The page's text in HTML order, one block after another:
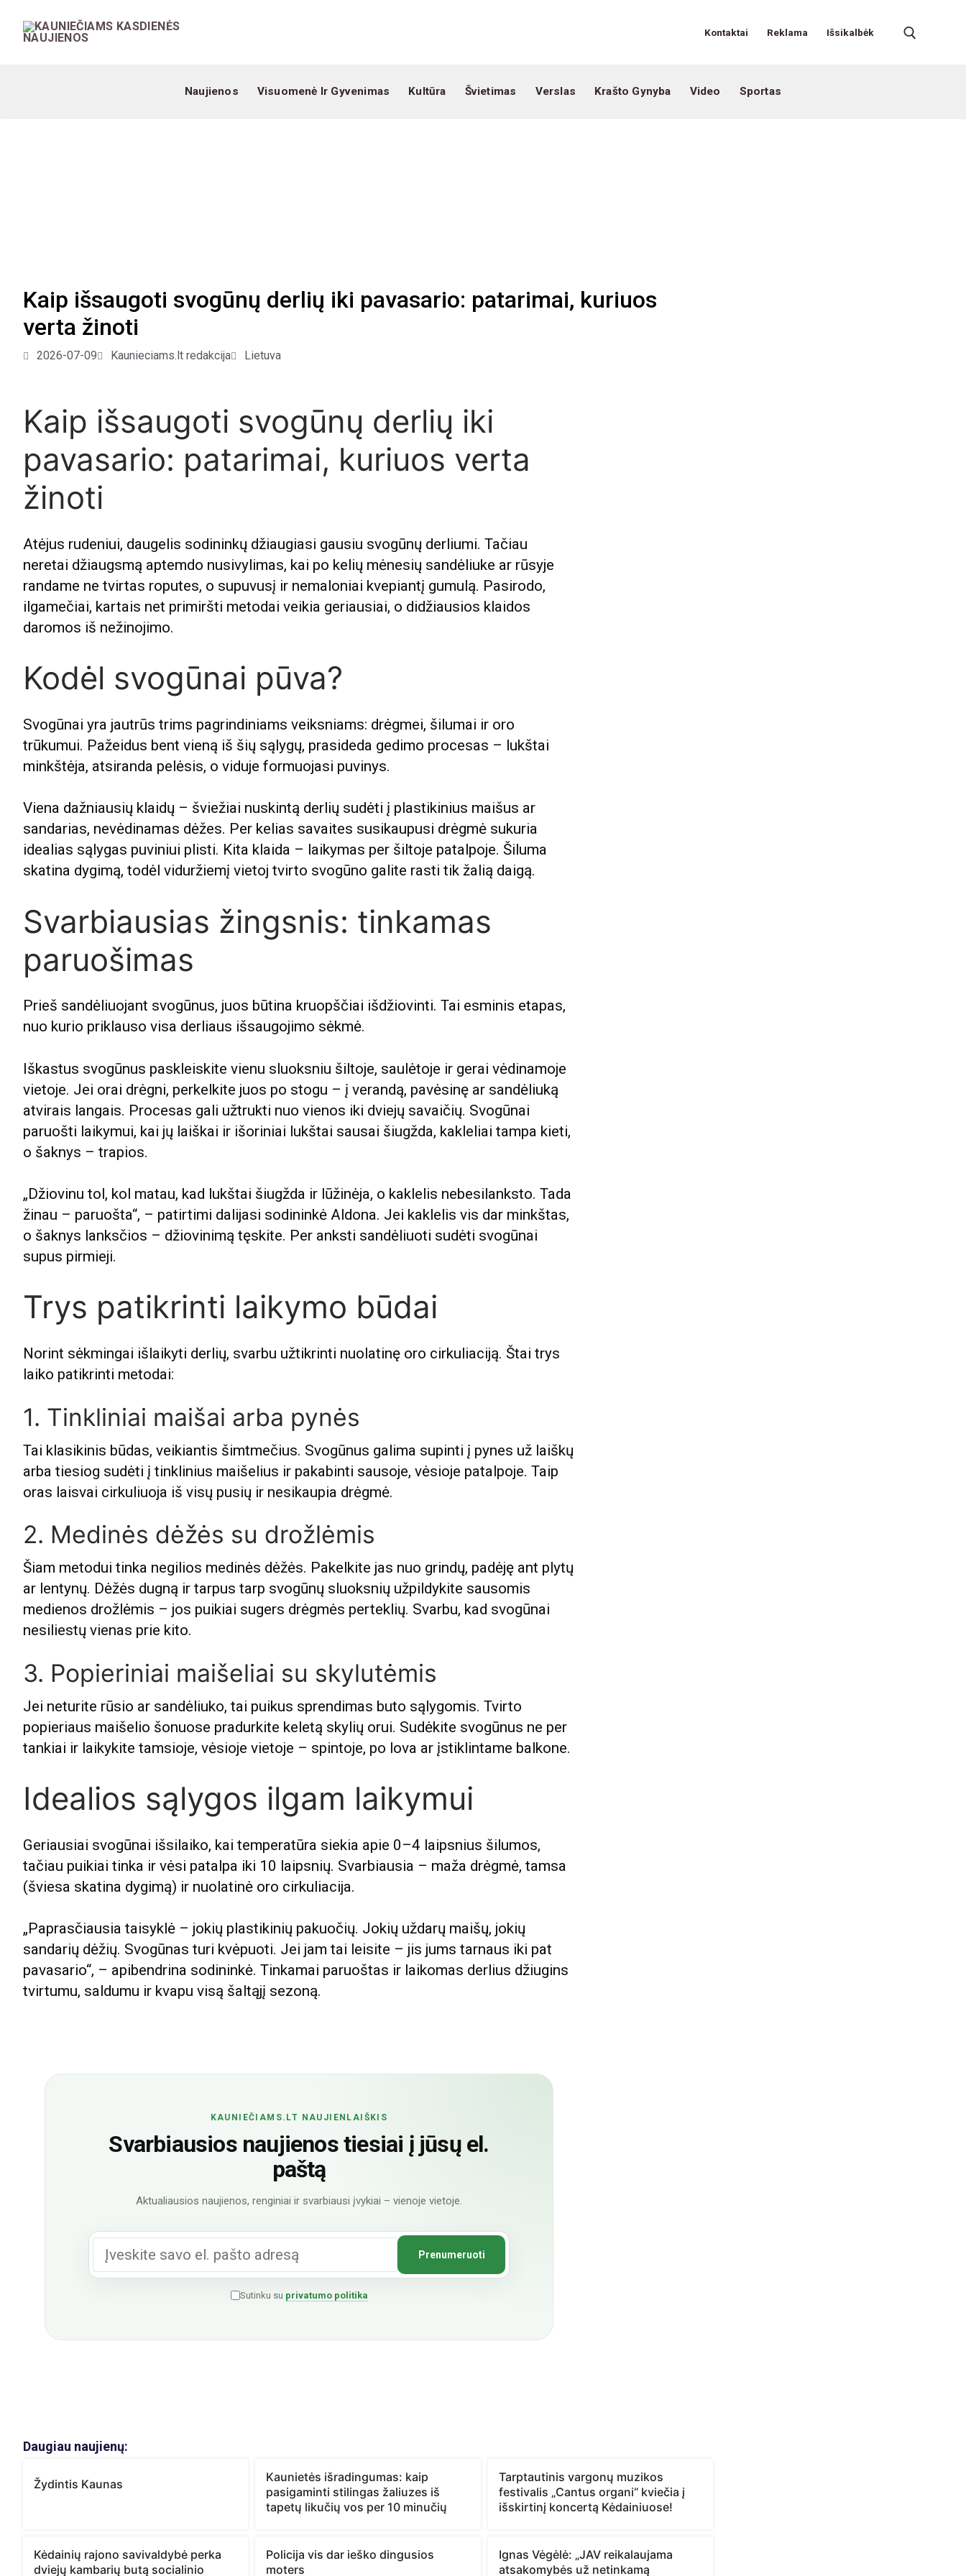
Kontaktai Reklama Išsikalbėk
Naujienos Visuomenė Ir Gyvenimas Kultūra Švietimas Verslas Krašto Gynyba Video Sportas
Kaip išsaugoti svogūnų derlių iki pavasario: patarimai, kuriuos
verta žinoti
2026-07-09 Kaunieciams.lt redakcija Lietuva
Kaip išsaugoti svogūnų derlių iki
pavasario: patarimai, kuriuos verta
žinoti
Atėjus rudeniui, daugelis sodininkų džiaugiasi gausiu svogūnų derliumi. Tačiau
neretai džiaugsmą aptemdo nusivylimas, kai po kelių mėnesių sandėliuke ar rūsyje
randame ne tvirtas roputes, o supuvusį ir nemaloniai kvepiantį gumulą. Pasirodo,
ilgamečiai, kartais net primiršti metodai veikia geriausiai, o didžiausios klaidos
daromos iš nežinojimo.
Kodėl svogūnai pūva?
Svogūnai yra jautrūs trims pagrindiniams veiksniams: drėgmei, šilumai ir oro
trūkumui. Pažeidus bent vieną iš šių sąlygų, prasideda gedimo procesas – lukštai
minkštėja, atsiranda pelėsis, o viduje formuojasi puvinys.
Viena dažniausių klaidų – šviežiai nuskintą derlių sudėti į plastikinius maišus ar
sandarias, nevėdinamas dėžes. Per kelias savaites susikaupusi drėgmė sukuria
idealias sąlygas puviniui plisti. Kita klaida – laikymas per šiltoje patalpoje. Šiluma
skatina dygimą, todėl viduržiemį vietoj tvirto svogūno galite rasti tik žalią daigą.
Svarbiausias žingsnis: tinkamas
paruošimas
Prieš sandėliuojant svogūnus, juos būtina kruopščiai išdžiovinti. Tai esminis etapas,
nuo kurio priklauso visa derliaus išsaugojimo sėkmė.
Iškastus svogūnus paskleiskite vienu sluoksniu šiltoje, saulėtoje ir gerai vėdinamoje
vietoje. Jei orai drėgni, perkelkite juos po stogu – į verandą, pavėsinę ar sandėliuką
atvirais langais. Procesas gali užtrukti nuo vienos iki dviejų savaičių. Svogūnai
paruošti laikymui, kai jų laiškai ir išoriniai lukštai sausai šiugžda, kakleliai tampa kieti,
o šaknys – trapios.
„Džiovinu tol, kol matau, kad lukštai šiugžda ir lūžinėja, o kaklelis nebesilanksto. Tada
žinau – paruošta“, – patirtimi dalijasi sodininkė Aldona. Jei kaklelis vis dar minkštas,
o šaknys lanksčios – džiovinimą tęskite. Per anksti sandėliuoti sudėti svogūnai
supus pirmieji.
Trys patikrinti laikymo būdai
Norint sėkmingai išlaikyti derlių, svarbu užtikrinti nuolatinę oro cirkuliaciją. Štai trys
laiko patikrinti metodai:
1. Tinkliniai maišai arba pynės
Tai klasikinis būdas, veikiantis šimtmečius. Svogūnus galima supinti į pynes už laiškų
arba tiesiog sudėti į tinklinius maišelius ir pakabinti sausoje, vėsioje patalpoje. Taip
oras laisvai cirkuliuoja iš visų pusių ir nesikaupia drėgmė.
2. Medinės dėžės su drožlėmis
Šiam metodui tinka negilios medinės dėžės. Pakelkite jas nuo grindų, padėję ant plytų
ar lentynų. Dėžės dugną ir tarpus tarp svogūnų sluoksnių užpildykite sausomis
medienos drožlėmis – jos puikiai sugers drėgmės perteklių. Svarbu, kad svogūnai
nesiliestų vienas prie kito.
3. Popieriniai maišeliai su skylutėmis
Jei neturite rūsio ar sandėliuko, tai puikus sprendimas buto sąlygomis. Tvirto
popieriaus maišelio šonuose pradurkite keletą skylių orui. Sudėkite svogūnus ne per
tankiai ir laikykite tamsioje, vėsioje vietoje – spintoje, po lova ar įstiklintame balkone.
Idealios sąlygos ilgam laikymui
Geriausiai svogūnai išsilaiko, kai temperatūra siekia apie 0–4 laipsnius šilumos,
tačiau puikiai tinka ir vėsi patalpa iki 10 laipsnių. Svarbiausia – maža drėgmė, tamsa
(šviesa skatina dygimą) ir nuolatinė oro cirkuliacija.
„Paprasčiausia taisyklė – jokių plastikinių pakuočių. Jokių uždarų maišų, jokių
sandarių dėžių. Svogūnas turi kvėpuoti. Jei jam tai leisite – jis jums tarnaus iki pat
pavasario“, – apibendrina sodininkė. Tinkamai paruoštas ir laikomas derlius džiugins
tvirtumu, saldumu ir kvapu visą šaltąjį sezoną.
KAUNIEČIAMS.LT NAUJIENLAIŠKIS
Svarbiausios naujienos tiesiai į jūsų el.
paštą
Aktualiausios naujienos, renginiai ir svarbiausi įvykiai – vienoje vietoje.
Sutinku su privatumo politika
Daugiau naujienų:
Žydintis Kaunas
Kaunietės išradingumas: kaip
pasigaminti stilingas žaliuzes iš
tapetų likučių vos per 10 minučių
Tarptautinis vargonų muzikos
festivalis „Cantus organi“ kviečia į
išskirtinį koncertą Kėdainiuose!
Kėdainių rajono savivaldybė perka
dviejų kambarių butą socialinio
Policija vis dar ieško dingusios
moters
Ignas Vėgėlė: „JAV reikalaujama
atsakomybės už netinkamą